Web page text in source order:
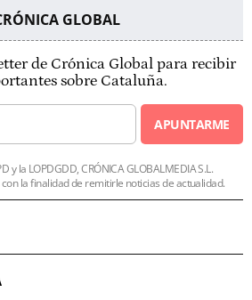
GLOBAL
de Crónica Global para recibir
sobre Cataluña.
APUNTARME
y la LOPDGDD, CRÓNICA GLOBALMEDIA S.L.
la finalidad de remitirle noticias de actualidad.